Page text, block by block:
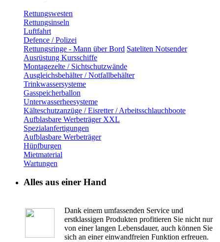
Rettungswesten
Rettungsinseln
Luftfahrt
Defence / Polizei
Rettungsringe - Mann über Bord Sateliten Notsender
Ausrüstung Kursschiffe
Montagezelte / Sichtschutzwände
Ausgleichsbehälter / Notfallbehälter
Trinkwassersysteme
Gasspeicherballon
Unterwasserheesysteme
Kälteschutzanzüge / Eisretter / Arbeitsschlauchboote
Aufblasbare Werbeträger XXL
Spezialanfertigungen
Aufblasbare Werbeträger
Hüpfburgen
Mietmaterial
Wartungen
Alles aus einer Hand
Dank einem umfassenden Service und
erstklassigen Produkten profitieren Sie nicht nur
von einer langen Lebensdauer, auch können Sie
sich an einer einwandfreien Funktion erfreuen.